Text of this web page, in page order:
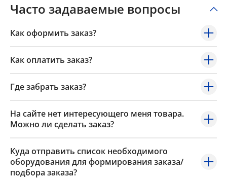
Часто задаваемые вопросы
Как оформить заказ?
Как оплатить заказ?
Где забрать заказ?
На сайте нет интересующего меня товара.
Можно ли сделать заказ?
Куда отправить список необходимого
оборудования для формирования заказа/
подбора заказа?